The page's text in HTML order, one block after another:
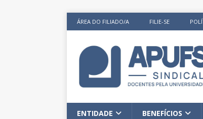
ÁREA DO FILIADO/A FILIE-SE
ENTIDADE BENEFÍCIOS